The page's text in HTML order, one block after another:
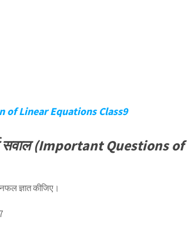
of Linear Equations Class9
सवाल (Important Questions of
ज्ञात कीजिए।